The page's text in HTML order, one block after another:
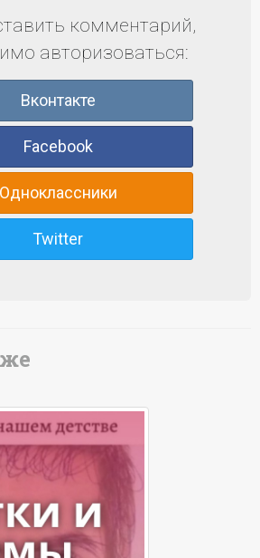
комментарий,
авторизоваться:
Вконтакте
Facebook
Одноклассники
Twitter